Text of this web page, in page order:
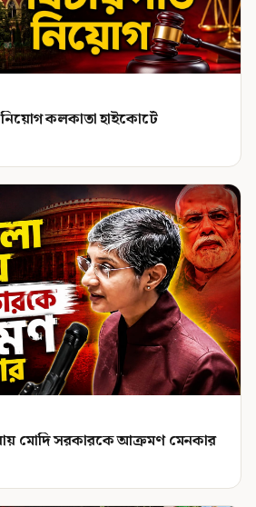
কলকাতা হাইকোর্টে
মোদি সরকারকে আক্রমণ মেনকার